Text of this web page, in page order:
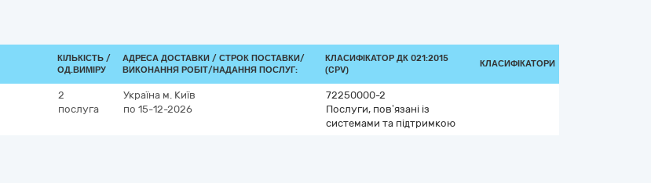
КІЛЬКІСТЬ /
ОД.ВИМІРУ
АДРЕСА ДОСТАВКИ / СТРОК ПОСТАВКИ/
ВИКОНАННЯ РОБІТ/НАДАННЯ ПОСЛУГ:
КЛАСИФІКАТОР ДК 021:2015
(CPV)
КЛАСИФІКАТОРИ
2
послуга
Україна м. Київ
по 15-12-2026
72250000-2
Послуги, пов’язані із
системами та підтримкою